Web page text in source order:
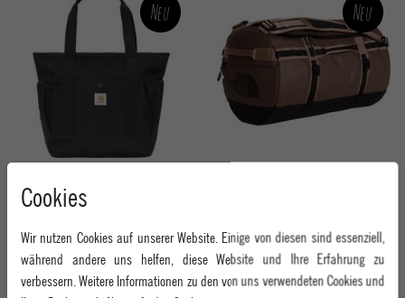
Neu
CLAPTON TOTE BAG
ab 89,95 €
Neu
ab 154,95 €
Cookies
Wir nutzen Cookies auf unserer Website. Einige von diesen sind essenziell,
während andere uns helfen, diese Website und Ihre Erfahrung zu
verbessern. Weitere Informationen zu den von uns verwendeten Cookies und